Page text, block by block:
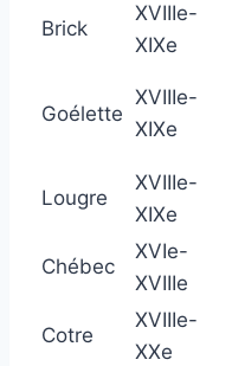
Brick
XVIIIe-
XIXe
Goélette
XVIIIe-
XIXe
Lougre
XVIIIe-
XIXe
Chébec
XVIe-
XVIIIe
Cotre
XVIIIe-
XXe